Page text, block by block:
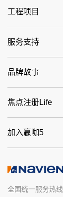
工程项目
服务支持
品牌故事
焦点注册Life
加入赢咖5
全国统一服务热线